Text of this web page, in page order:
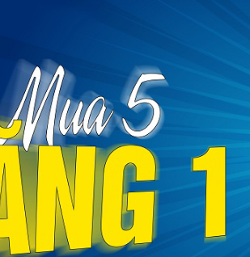
ĐĂNG KÝ NHẬN
HỔ TRỢ KHÁCH HÀNG
Trung tâm hổ trợ
Phương thức thanh toán
Hướng dẫn đặt hàng
Quy định bảo hành
Giao nhận hàng
Hướng dẫn đổi trả
Chính sách bảo hành